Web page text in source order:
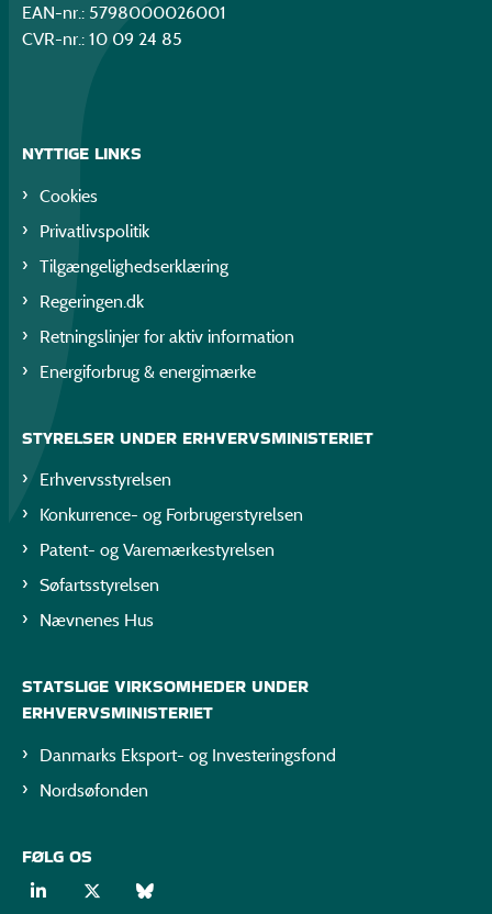
EAN-nr.: 5798000026001
CVR-nr.: 10 09 24 85
NYTTIGE LINKS
Cookies
Privatlivspolitik
Tilgængelighedserklæring
Regeringen.dk
Retningslinjer for aktiv information
Energiforbrug & energimærke
STYRELSER UNDER ERHVERVSMINISTERIET
Erhvervsstyrelsen
Konkurrence- og Forbrugerstyrelsen
Patent- og Varemærkestyrelsen
Søfartsstyrelsen
Nævnenes Hus
STATSLIGE VIRKSOMHEDER UNDER
ERHVERVSMINISTERIET
Danmarks Eksport- og Investeringsfond
Nordsøfonden
FØLG OS